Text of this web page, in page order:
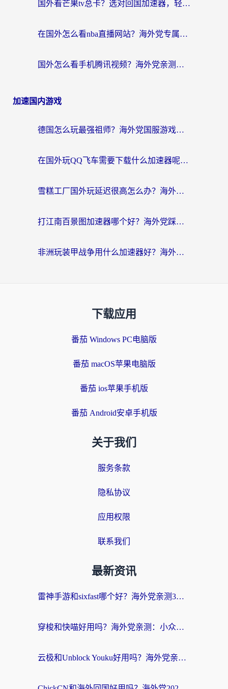
国外看芒果tv总卡？选对回国加速器，轻松追《浪姐》不费劲
在国外怎么看nba直播网站？海外党专属体育观赛指南，告别地区限制！
国外怎么看手机腾讯视频？海外党亲测有效的追剧加速器选择指南
加速国内游戏
德国怎么玩最强祖师？海外党国服游戏加速器选择全攻略（附宝可梦Online实测）
在国外玩QQ飞车需要下载什么加速器呢？海外党亲测有效的国服游戏加速指南
雪糕工厂国外玩延迟很高怎么办？海外玩家国服游戏加速终极攻略（附实测推荐）
打江南百景图加速器哪个好？海外党踩坑N次后，终于找到不卡的秘诀
非洲玩装甲战争用什么加速器好？海外党亲测有效的国服游戏加速方案
下载应用
番茄 Windows PC电脑版
番茄 macOS苹果电脑版
番茄 ios苹果手机版
番茄 Android安卓手机版
关于我们
服务条款
隐私协议
应用权限
联系我们
最新资讯
雷神手游和sixfast哪个好？海外党亲测3款回国加速器，教你选对不踩坑
穿梭和快喵好用吗？海外党亲测：小众加速器对比+番茄加速器深度体验
云极和Unblock Youku好用吗？海外党亲测+2026回国加速器避坑指南